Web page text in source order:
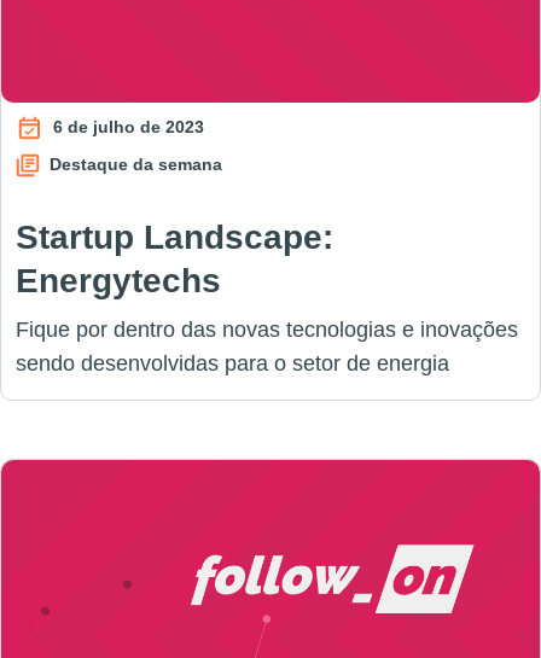
6 de julho de 2023
Destaque da semana
Startup Landscape:
Energytechs
Fique por dentro das novas tecnologias e inovações
sendo desenvolvidas para o setor de energia